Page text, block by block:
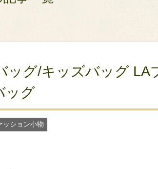
ッグ/キッズバッグ LA
ッグ
ッション小物